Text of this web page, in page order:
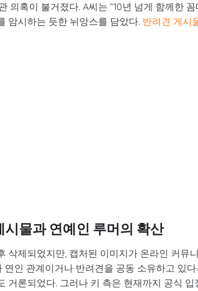
의혹이 불거졌다. A씨는 “10년 넘게 함께한
암시하는 듯한 뉘앙스를 담았다. 반려견 게시
시물과 연예인 루머의 확산
삭제되었지만, 캡처된 이미지가 온라인 커뮤
연인 관계이거나 반려견을 공동 소유하고 있
거론되었다. 그러나 키 측은 현재까지 공식